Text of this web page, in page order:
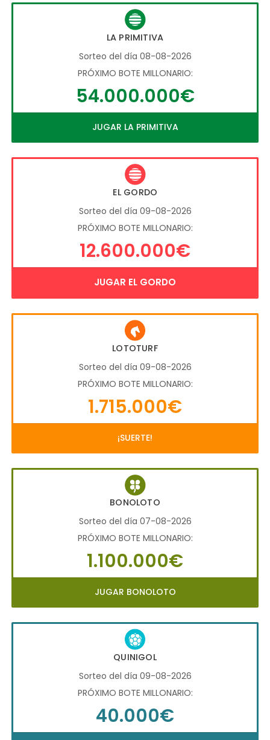
LA PRIMITIVA
Sorteo del día 08-08-2026
PRÓXIMO BOTE MILLONARIO:
54.000.000€
JUGAR LA PRIMITIVA
EL GORDO
Sorteo del día 09-08-2026
PRÓXIMO BOTE MILLONARIO:
12.600.000€
JUGAR EL GORDO
LOTOTURF
Sorteo del día 09-08-2026
PRÓXIMO BOTE MILLONARIO:
1.715.000€
¡SUERTE!
BONOLOTO
Sorteo del día 07-08-2026
PRÓXIMO BOTE MILLONARIO:
1.100.000€
JUGAR BONOLOTO
QUINIGOL
Sorteo del día 09-08-2026
PRÓXIMO BOTE MILLONARIO:
40.000€